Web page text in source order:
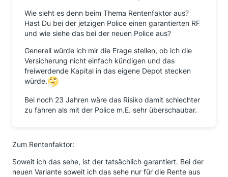
Wie sieht es denn beim Thema Rentenfaktor aus?
Hast Du bei der jetzigen Police einen garantierten RF
und wie siehe das bei der neuen Police aus?
Generell würde ich mir die Frage stellen, ob ich die
Versicherung nicht einfach kündigen und das
freiwerdende Kapital in das eigene Depot stecken
würde.
Bei noch 23 Jahren wäre das Risiko damit schlechter
zu fahren als mit der Police m.E. sehr überschaubar.
Zum Rentenfaktor:
Soweit ich das sehe, ist der tatsächlich garantiert. Bei der
neuen Variante soweit ich das sehe nur für die Rente aus